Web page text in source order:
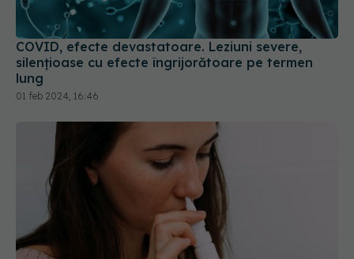
COVID, efecte devastatoare. Leziuni severe,
silențioase cu efecte îngrijorătoare pe termen
lung
01 feb 2024, 16:46